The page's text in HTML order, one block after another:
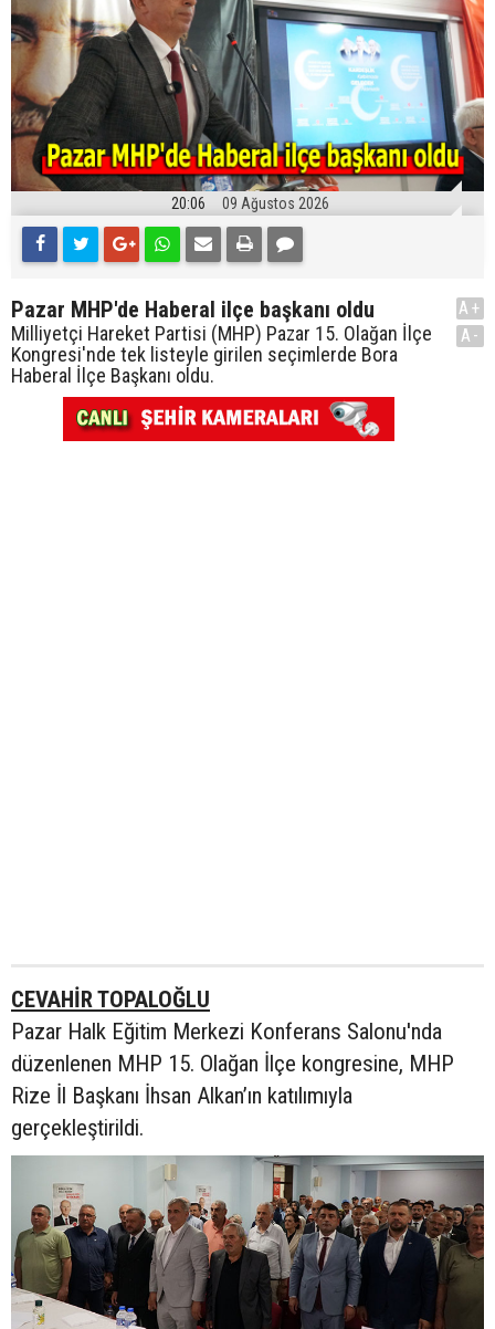
20:06 09 Ağustos 2026
Pazar MHP'de Haberal ilçe başkanı oldu
Milliyetçi Hareket Partisi (MHP) Pazar 15. Olağan İlçe
Kongresi'nde tek listeyle girilen seçimlerde Bora
Haberal İlçe Başkanı oldu.
A+
A-
CEVAHİR TOPALOĞLU
Pazar Halk Eğitim Merkezi Konferans Salonu'nda
düzenlenen MHP 15. Olağan İlçe kongresine, MHP
Rize İl Başkanı İhsan Alkan’ın katılımıyla
gerçekleştirildi.